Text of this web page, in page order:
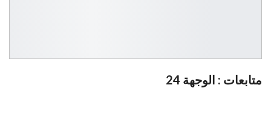
متابعات : الوجهة 24